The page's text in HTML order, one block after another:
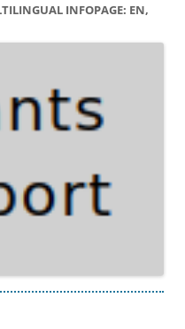
INFOPAGE: EN,